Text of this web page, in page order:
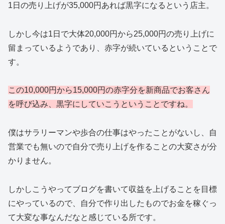
1日の売り上げが35,000円あれば黒字になるという店主。
しかし今は1日で大体20,000円から25,000円の売り上げに
留まっているようであり、赤字が続いているということで
す。
この10,000円から15,000円の赤字分を新商品でお客さん
を呼び込み、黒字にしていこうということですね。
僕はサラリーマンや歩合の仕事はやったことがないし、自
営業でも無いので自分で売り上げを作ることの大変さが分
かりません。
しかしこうやってブログを書いて収益を上げることを目標
にやっているので、自分で作り出したものでお金を稼ぐっ
て大変な事なんだなと感じている所です。